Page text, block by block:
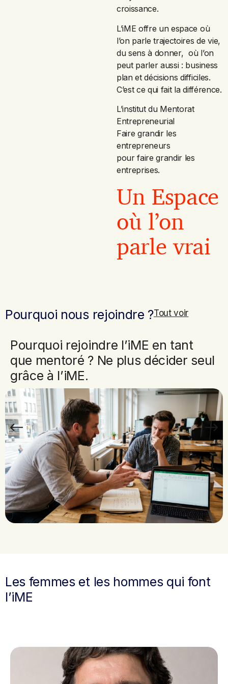
croissance.
L’iME offre un espace où
l’on parle trajectoires de vie,
du sens à donner, où l’on
peut parler aussi : business
plan et décisions difficiles.
C’est ce qui fait la différence.
L’institut du Mentorat
Entrepreneurial
Faire grandir les
entrepreneurs
pour faire grandir les
entreprises.
Un Espace
où l’on
parle vrai
Pourquoi nous rejoindre ?Tout voir
Pourquoi rejoindre l’iME en tant
que mentoré ? Ne plus décider seul
grâce à l’iME.
Les femmes et les hommes qui font
l’iME